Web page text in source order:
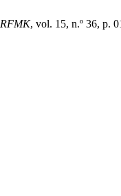
RFMK, vol. 15, n.º 36, p.